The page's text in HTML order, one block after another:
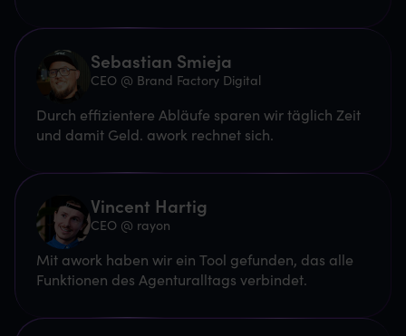
Sebastian Smieja
CEO @ Brand Factory Digital
Durch effizientere Abläufe sparen wir täglich Zeit
und damit Geld. awork rechnet sich.
Vincent Hartig
CEO @ rayon
Mit awork haben wir ein Tool gefunden, das alle
Funktionen des Agenturalltags verbindet.